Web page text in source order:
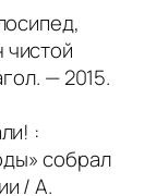
— 2015.
:
собрал
/ А.